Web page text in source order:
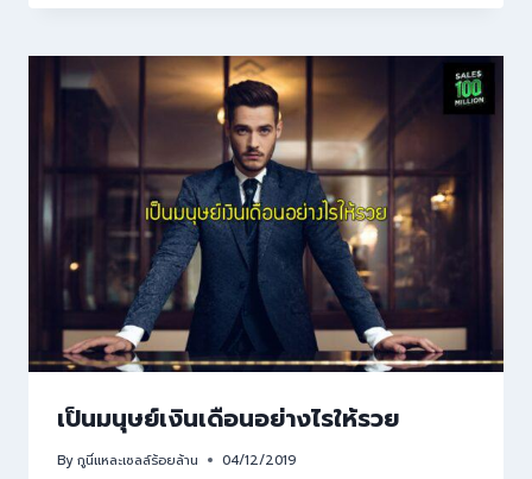
เป็นมนุษย์เงินเดือนอย่างไรให้รวย
Byกูนี่แหละเซลล์ร้อยล้าน 04/12/2019